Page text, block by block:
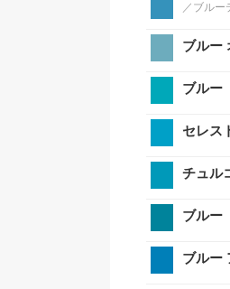
／ブルー
ブルー
セレス
チュル
ブルー
ブルー